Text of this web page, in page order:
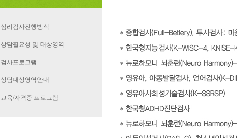
심리검사진행방식
상담필요성 및 대상영역
검사프로그램
상담대상영역안내
교육/자격증 프로그램